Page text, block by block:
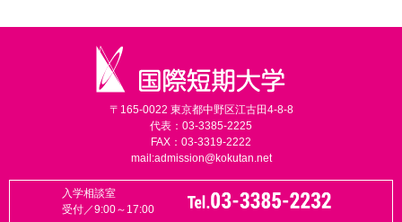
〒165-0022 東京都中野区江古田4-8-8
代表：03-3385-2225
FAX：03-3319-2222
mail:admission@kokutan.net
入学相談室
受付／9:00～17:00